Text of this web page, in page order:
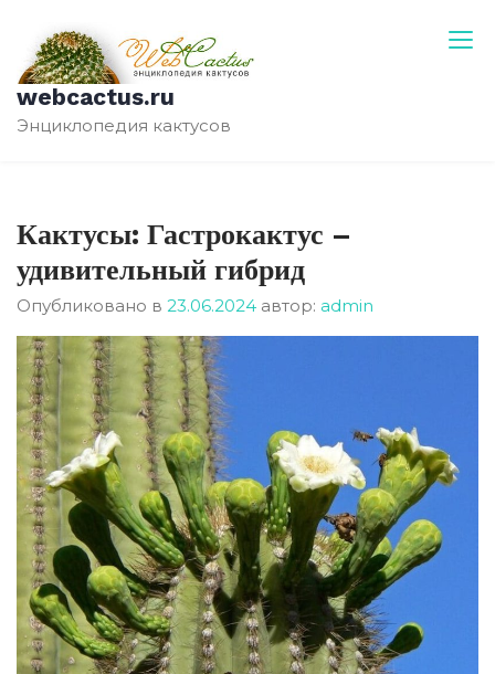
содержимому
webcactus.ru
Энциклопедия кактусов
Кактусы: Гастрокактус –
удивительный гибрид
Опубликовано в 23.06.2024 автор: admin